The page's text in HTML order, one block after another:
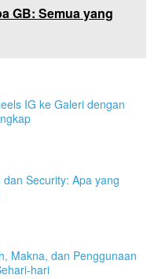
GB: Semua yang
IG ke Galeri dengan
Security: Apa yang
Makna, dan Penggunaan
hari